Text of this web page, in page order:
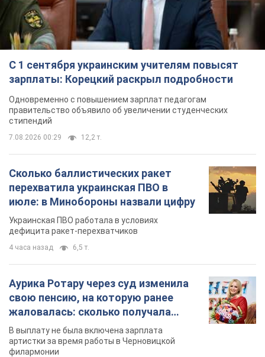
С 1 сентября украинским учителям повысят
зарплаты: Корецкий раскрыл подробности
Одновременно с повышением зарплат педагогам
правительство объявило об увеличении студенческих
стипендий
7.08.2026 00:29 12,2 т.
Сколько баллистических ракет
перехватила украинская ПВО в
июле: в Минобороны назвали цифру
Украинская ПВО работала в условиях
дефицита ракет-перехватчиков
4 часа назад 6,5 т.
Аурика Ротару через суд изменила
свою пенсию, на которую ранее
жаловалась: сколько получала
певица
В выплату не была включена зарплата
артистки за время работы в Черновицкой
филармонии